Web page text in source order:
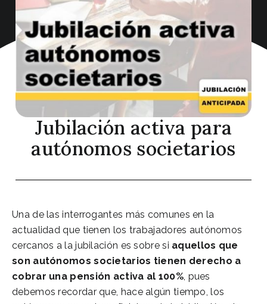
Jubilación activa para
autónomos societarios
Una de las interrogantes más comunes en la
actualidad que tienen los trabajadores autónomos
cercanos a la jubilación es sobre si aquellos que
son autónomos societarios tienen derecho a
cobrar una pensión activa al 100%, pues
debemos recordar que, hace algún tiempo, los